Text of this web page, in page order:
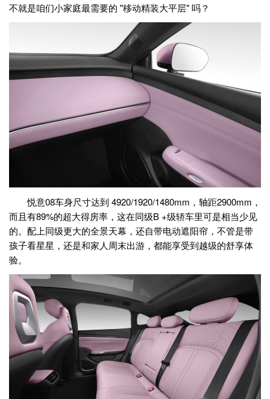
不就是咱们小家庭最需要的 "移动精装大平层" 吗？
悦意08车身尺寸达到 4920/1920/1480mm，轴距2900mm，
而且有89%的超大得房率，这在同级B +级轿车里可是相当少见
的。配上同级更大的全景天幕，还自带电动遮阳帘，不管是带
孩子看星星，还是和家人周末出游，都能享受到越级的舒享体
验。